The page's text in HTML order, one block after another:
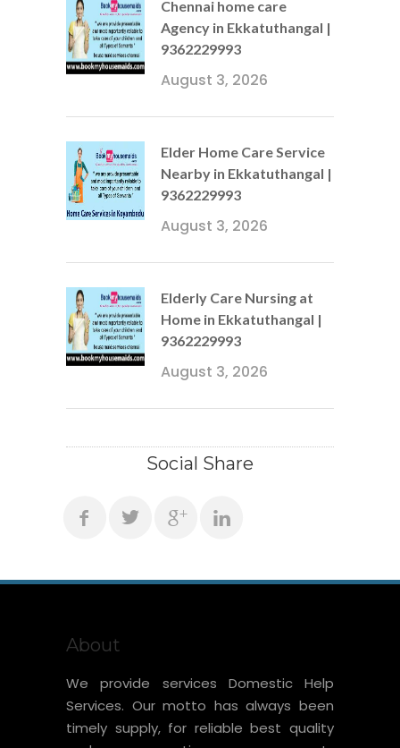
Chennai home care
Agency in Ekkatuthangal |
9362229993
August 3, 2026
Elder Home Care Service
Nearby in Ekkatuthangal |
9362229993
August 3, 2026
Elderly Care Nursing at
Home in Ekkatuthangal |
9362229993
August 3, 2026
Social Share
About
We provide services Domestic Help
Services. Our motto has always been
timely supply, for reliable best quality